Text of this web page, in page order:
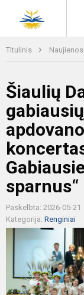
Titulinis Naujienos
Šiaulių
sparnus“
Paskelbta: 2026-05-21
Kategorija: Renginiai